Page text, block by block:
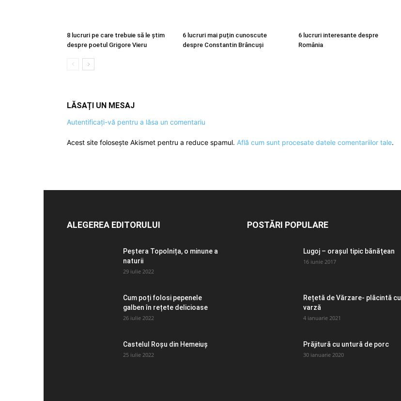
8 lucruri pe care trebuie să le știm
despre poetul Grigore Vieru
6 lucruri mai puțin cunoscute
despre Constantin Brâncuși
6 lucruri interesante despre
România
LĂSAȚI UN MESAJ
Autentificați-vă pentru a lăsa un comentariu
Acest site folosește Akismet pentru a reduce spamul. Află cum sunt procesate datele comentariilor tale.
ALEGEREA EDITORULUI
Peștera Topolnița, o minune a
naturii
29 iulie 2022
Cum poți folosi pepenele
galben în rețete delicioase
26 iulie 2022
Castelul Roșu din Hemeiuș
25 iulie 2022
POSTĂRI POPULARE
Lugoj – orașul tipic bănăţean
16 iunie 2017
Rețetă de Vărzare- plăcintă cu
varză
4 ianuarie 2021
Prăjitură cu untură de porc
30 ianuarie 2020